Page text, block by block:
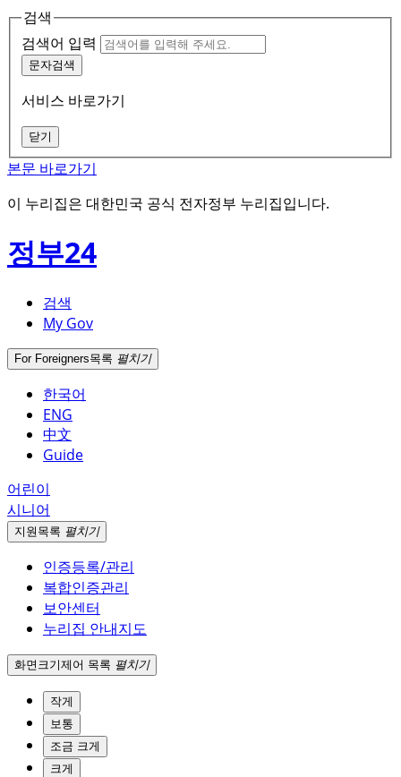
검색
검색어 입력
문자검색
서비스 바로가기
닫기
본문 바로가기
이 누리집은 대한민국 공식 전자정부 누리집입니다.
정부24
검색
My Gov
For Foreigners목록 펼치기
한국어
ENG
中文
Guide
어린이
시니어
지원 목록 펼치기
인증등록/관리
복합인증관리
보안센터
누리집 안내지도
화면크기제어 목록 펼치기
작게
보통
조금 크게
크게